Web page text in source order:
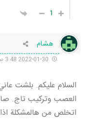
1
هشام
السلام عليكم. بلشت
اتخلص من هالمشكلة